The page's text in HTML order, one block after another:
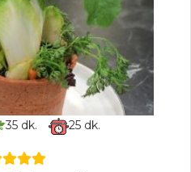
35 dk. 25 dk.